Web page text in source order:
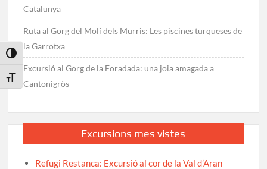
Toggle High Contrast
Toggle Font size
Catalunya
Ruta al Gorg del Molí dels Murris: Les piscines turqueses de
la Garrotxa
Excursió al Gorg de la Foradada: una joia amagada a
Cantonigròs
Excursions mes vistes
Refugi Restanca: Excursió al cor de la Val d’Aran